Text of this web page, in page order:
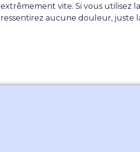
extrêmement vite. Si vous utilisez la
ressentirez aucune douleur, juste